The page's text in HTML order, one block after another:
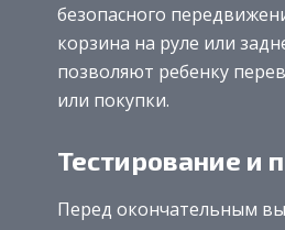
безопасного
корзина на руле или
позволяют ребенку
или покупки.
Тестирование и
Перед окончательным